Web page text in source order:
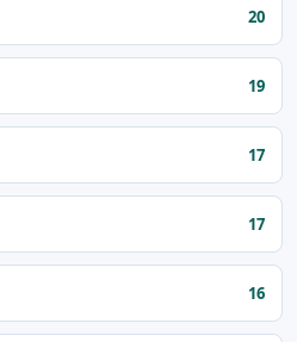
20
19
17
17
16